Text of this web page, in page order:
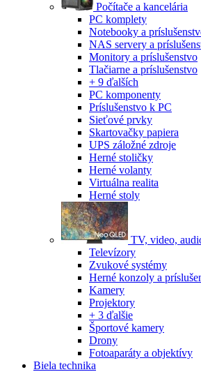
Počítače a kancelária
PC komplety
Notebooky a
NAS servery a
Monitory a príslušenstvo
Tlačiarne a príslušenstvo
+ 9 ďalších
PC komponenty
Príslušenstvo k PC
Sieťové prvky
Skartovačky papiera
UPS záložné zdroje
Herné stoličky
Herné volanty
Virtuálna realita
Herné stoly
TV, video,
Televízory
Zvukové systémy
Herné konzoly a
Kamery
Projektory
+ 3 ďalšie
Športové kamery
Drony
Fotoaparáty a objektívy
Biela technika